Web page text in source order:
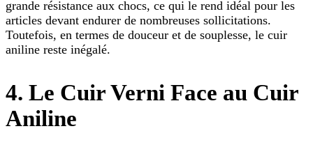
grande résistance aux chocs, ce qui le rend idéal pour les
articles devant endurer de nombreuses sollicitations.
Toutefois, en termes de douceur et de souplesse, le cuir
aniline reste inégalé.
4. Le Cuir Verni Face au Cuir
Aniline